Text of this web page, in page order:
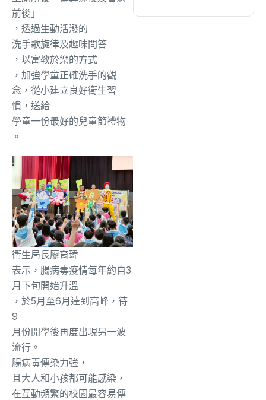
前後」
， 透過生動活潑的
洗手歌旋律及趣味問答
，以寓教於樂的方式
，加強學童正確洗手的觀
念，從小建立良好衛生習
慣，送給
學童一份最好的兒童節禮物
。
衛生局長廖育瑋
表示， 腸病毒疫情每年約自3
月下旬開始升溫
，於5月至6月達到高峰，待
9
月份開學後再度出現另一波
流行。
腸病毒傳染力強，
且大人和小孩都可能感染，
在互動頻繁的校園最容易傳